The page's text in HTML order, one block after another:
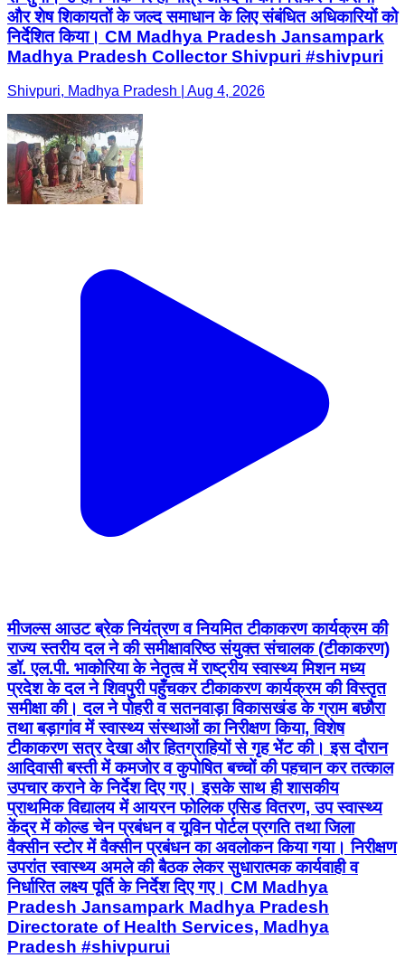
और शेष शिकायतों के जल्द समाधान के लिए संबंधित अधिकारियों को
निर्देशित किया। CM Madhya Pradesh Jansampark
Madhya Pradesh Collector Shivpuri #shivpuri
Shivpuri, Madhya Pradesh | Aug 4, 2026
मीजल्स आउट ब्रेक नियंत्रण व नियमित टीकाकरण कार्यक्रम की
राज्य स्तरीय दल ने की समीक्षा ​वरिष्ठ संयुक्त संचालक (टीकाकरण)
डॉ. एल.पी. भाकोरिया के नेतृत्व में राष्ट्रीय स्वास्थ्य मिशन मध्य
प्रदेश के दल ने शिवपुरी पहुँचकर टीकाकरण कार्यक्रम की विस्तृत
समीक्षा की। दल ने पोहरी व सतनवाड़ा विकासखंड के ग्राम बछौरा
तथा बड़ागांव में स्वास्थ्य संस्थाओं का निरीक्षण किया, विशेष
टीकाकरण सत्र देखा और हितग्राहियों से गृह भेंट की। इस दौरान
आदिवासी बस्ती में कमजोर व कुपोषित बच्चों की पहचान कर तत्काल
उपचार कराने के निर्देश दिए गए। इसके साथ ही शासकीय
प्राथमिक विद्यालय में आयरन फोलिक एसिड वितरण, उप स्वास्थ्य
केंद्र में कोल्ड चेन प्रबंधन व यूविन पोर्टल प्रगति तथा जिला
वैक्सीन स्टोर में वैक्सीन प्रबंधन का अवलोकन किया गया। निरीक्षण
उपरांत स्वास्थ्य अमले की बैठक लेकर सुधारात्मक कार्यवाही व
निर्धारित लक्ष्य पूर्ति के निर्देश दिए गए। CM Madhya
Pradesh Jansampark Madhya Pradesh
Directorate of Health Services, Madhya
Pradesh #shivpurui